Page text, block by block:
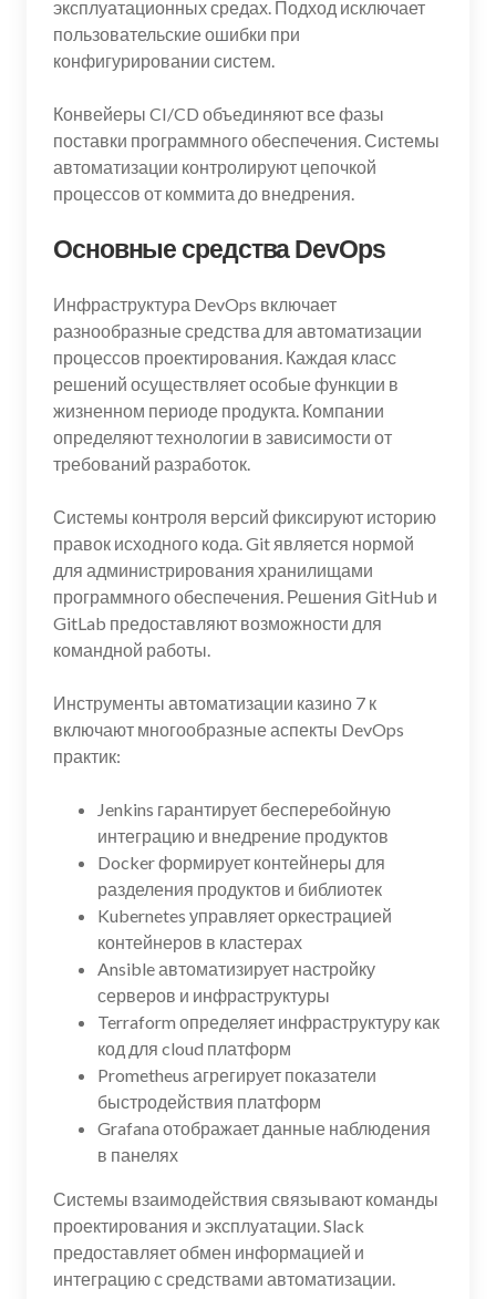
эксплуатационных средах. Подход исключает
пользовательские ошибки при
конфигурировании систем.
Конвейеры CI/CD объединяют все фазы
поставки программного обеспечения. Системы
автоматизации контролируют цепочкой
процессов от коммита до внедрения.
Основные средства DevOps
Инфраструктура DevOps включает
разнообразные средства для автоматизации
процессов проектирования. Каждая класс
решений осуществляет особые функции в
жизненном периоде продукта. Компании
определяют технологии в зависимости от
требований разработок.
Системы контроля версий фиксируют историю
правок исходного кода. Git является нормой
для администрирования хранилищами
программного обеспечения. Решения GitHub и
GitLab предоставляют возможности для
командной работы.
Инструменты автоматизации казино 7 к
включают многообразные аспекты DevOps
практик:
Jenkins гарантирует бесперебойную
интеграцию и внедрение продуктов
Docker формирует контейнеры для
разделения продуктов и библиотек
Kubernetes управляет оркестрацией
контейнеров в кластерах
Ansible автоматизирует настройку
серверов и инфраструктуры
Terraform определяет инфраструктуру как
код для cloud платформ
Prometheus агрегирует показатели
быстродействия платформ
Grafana отображает данные наблюдения
в панелях
Системы взаимодействия связывают команды
проектирования и эксплуатации. Slack
предоставляет обмен информацией и
интеграцию с средствами автоматизации.